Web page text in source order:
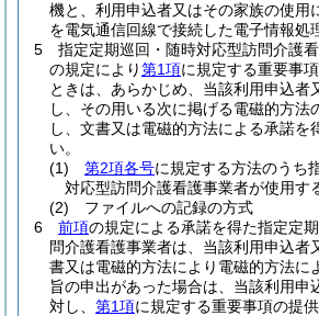
機と、利用申込者又はその家族の使用
を電気通信回線で接続した電子情報処
5
指定定期巡回・随時対応型訪問介護看
の規定により第1項に規定する重要事
ときは、あらかじめ、当該利用申込者
し、その用いる次に掲げる電磁的方法
し、文書又は電磁的方法による承諾を
い。
(1)
第2項各号に規定する方法のうち
対応型訪問介護看護事業者が使用す
(2)
ファイルへの記録の方式
6
前項の規定による承諾を得た指定定
問介護看護事業者は、当該利用申込者
書又は電磁的方法により電磁的方法に
旨の申出があった場合は、当該利用申
対し、 第1項に規定する重要事項の提